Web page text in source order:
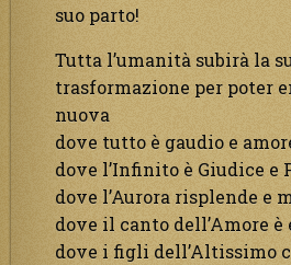
suo parto!
Tutta l’umanità subirà la
trasformazione per poter
nuova
dove tutto è gaudio e
dove l’Infinito è Giudice e
dove l’Aurora risplende e
dove il canto dell’Amore è
dove i figli dell’Altissimo